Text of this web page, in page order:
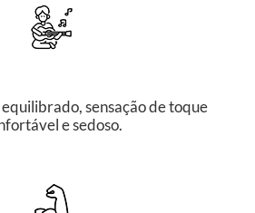
sensação de toque
e sedoso.